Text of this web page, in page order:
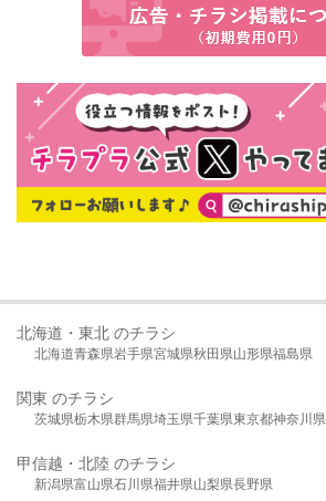
北海道・東北 のチラシ
北海道青森県岩手県宮城県秋田県山形県福島県
関東 のチラシ
茨城県栃木県群馬県埼玉県千葉県東京都神奈川県
甲信越・北陸 のチラシ
新潟県富山県石川県福井県山梨県長野県